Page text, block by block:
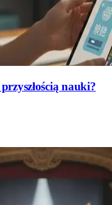
nauki?